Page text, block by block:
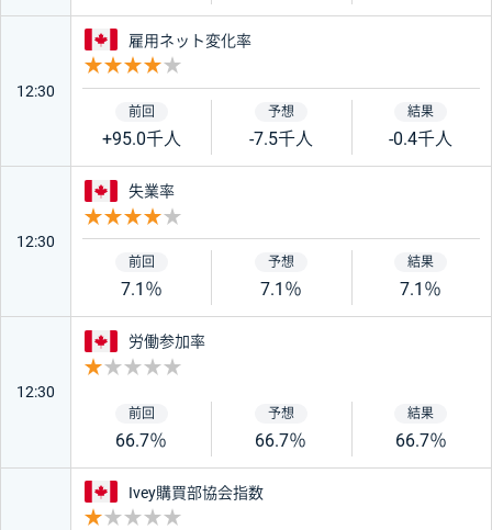
12:30
カナダ
雇用ネット変化率
+95.0千人 -7.5千人 -0.4千人
12:30
カナダ
失業率
7.1％ 7.1％ 7.1％
12:30
カナダ
労働参加率
66.7％ 66.7％ 66.7％
カナダ
Ivey購買部協会指数